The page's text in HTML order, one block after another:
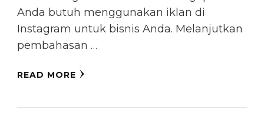
Anda butuh menggunakan iklan di
Instagram untuk bisnis Anda. Melanjutkan
pembahasan …
READ MORE